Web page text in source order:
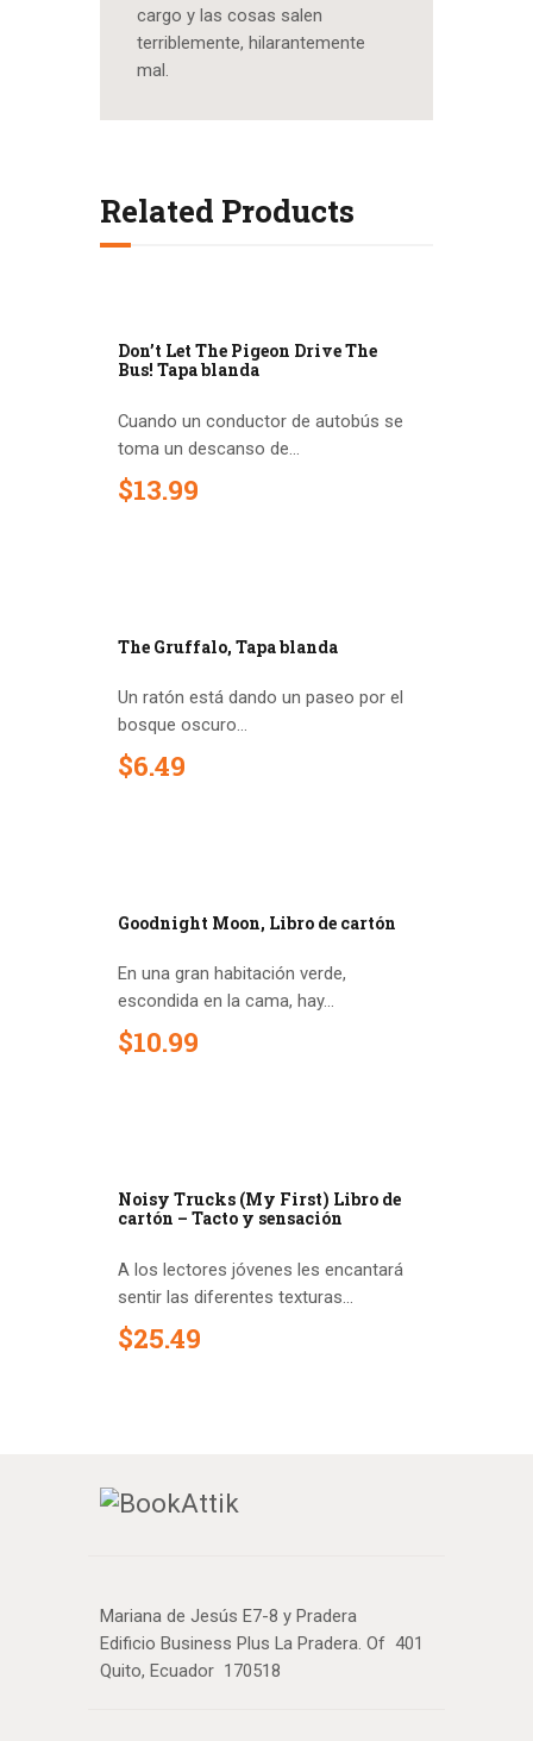
cargo y las cosas salen
terriblemente, hilarantemente
mal.
Related Products
Don’t Let The Pigeon Drive The
Bus! Tapa blanda
Cuando un conductor de autobús se
toma un descanso de...
$13.99
The Gruffalo, Tapa blanda
Un ratón está dando un paseo por el
bosque oscuro...
$6.49
Goodnight Moon, Libro de cartón
En una gran habitación verde,
escondida en la cama, hay...
$10.99
Noisy Trucks (My First) Libro de
cartón – Tacto y sensación
A los lectores jóvenes les encantará
sentir las diferentes texturas...
$25.49
Mariana de Jesús E7-8 y Pradera
Edificio Business Plus La Pradera. Of 401
Quito, Ecuador 170518